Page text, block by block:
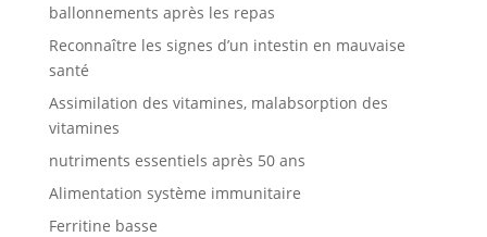
ballonnements après les repas
Reconnaître les signes d’un intestin en mauvaise
santé
Assimilation des vitamines, malabsorption des
vitamines
nutriments essentiels après 50 ans
Alimentation système immunitaire
Ferritine basse